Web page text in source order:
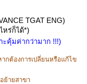
TGAT ENG)
หร่ก็ได้*)
ะคุ้มค่ากว่ามาก !!!)
ากต้องการเปลี่ยนหรือแก้ไข
ย้ายสาขา